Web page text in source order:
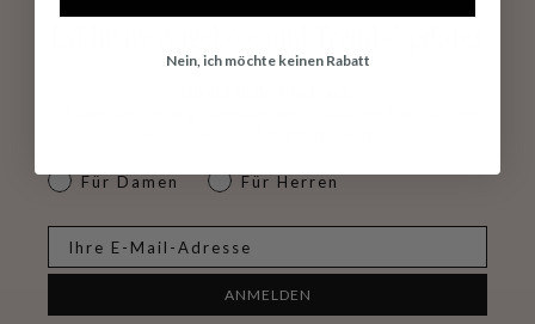
dames & heren
Für Damen Für Herren
ANMELDEN
Nein, ich möchte keinen Rabatt